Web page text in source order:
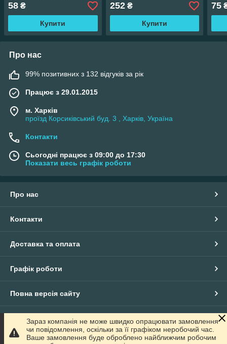
58 ₴
Купити
252₴
Купити
75
Про нас
99% позитивних з 132 відгуків за рік
Працює з 29.01.2015
м. Харків
проїзд Корсиківський буд. 3 , Харків, Україна
Контакти
Сьогодні працює з 09:00 до 17:30
Показати весь графік роботи
Про нас
Контакти
Доставка та оплата
Графік роботи
Повна версія сайту
Сайт створено на маркетплейсіProm.ua
Зараз компанія не може швидко опрацювати замовлення
чи повідомлення, оскільки за її графіком неробочий час.
Ваше замовлення буде оброблено найближчим робочим